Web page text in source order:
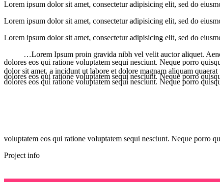
Lorem ipsum dolor sit amet, consectetur adipisicing elit, sed do
Lorem ipsum dolor sit amet, consectetur adipisicing elit, sed do
Lorem ipsum dolor sit amet, consectetur adipisicing elit, sed do
…Lorem Ipsum proin gravida nibh vel velit auctor aliquet.
dolores eos qui ratione voluptatem sequi nesciunt. Neque porro
dolor sit amet, a incidunt ut labore et dolore magnam aliquam
dolores eos qui ratione voluptatem sequi nesciunt. Neque porro
dolores eos qui ratione voluptatem sequi nesciunt. Neque porro
voluptatem eos qui ratione voluptatem sequi nesciunt. Neque porro
Project info